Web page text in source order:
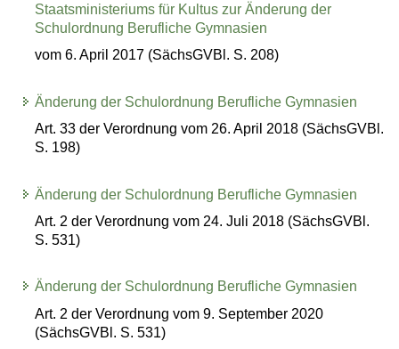
Staatsministeriums für Kultus zur Änderung der
Schulordnung Berufliche Gymnasien
vom 6. April 2017 (SächsGVBl. S. 208)
Änderung der Schulordnung Berufliche Gymnasien
Art. 33 der Verordnung vom 26. April 2018 (SächsGVBl.
S. 198)
Änderung der Schulordnung Berufliche Gymnasien
Art. 2 der Verordnung vom 24. Juli 2018 (SächsGVBl.
S. 531)
Änderung der Schulordnung Berufliche Gymnasien
Art. 2 der Verordnung vom 9. September 2020
(SächsGVBl. S. 531)